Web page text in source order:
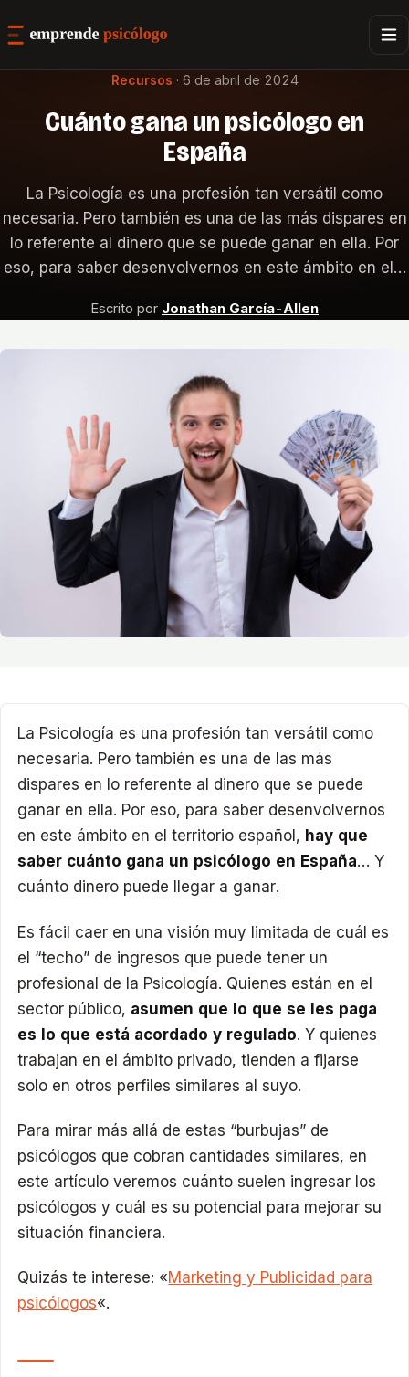
Recursos · 6 de abril de 2024
Cuánto gana un psicólogo en
España
La Psicología es una profesión tan versátil como
necesaria. Pero también es una de las más dispares en
lo referente al dinero que se puede ganar en ella. Por
eso, para saber desenvolvernos en este ámbito en el…
Escrito por Jonathan García-Allen
La Psicología es una profesión tan versátil como
necesaria. Pero también es una de las más
dispares en lo referente al dinero que se puede
ganar en ella. Por eso, para saber desenvolvernos
en este ámbito en el territorio español, hay que
saber cuánto gana un psicólogo en España… Y
cuánto dinero puede llegar a ganar.
Es fácil caer en una visión muy limitada de cuál es
el “techo” de ingresos que puede tener un
profesional de la Psicología. Quienes están en el
sector público, asumen que lo que se les paga
es lo que está acordado y regulado. Y quienes
trabajan en el ámbito privado, tienden a fijarse
solo en otros perfiles similares al suyo.
Para mirar más allá de estas “burbujas” de
psicólogos que cobran cantidades similares, en
este artículo veremos cuánto suelen ingresar los
psicólogos y cuál es su potencial para mejorar su
situación financiera.
Quizás te interese: «Marketing y Publicidad para
psicólogos«.